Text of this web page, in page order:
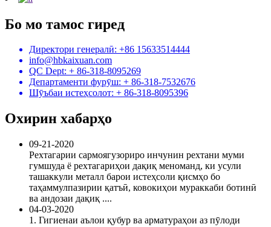
Бо мо тамос гиред
Директори генералӣ: +86 15633514444
info@hbkaixuan.com
QC Dept: + 86-318-8095269
Департаменти фурӯш: + 86-318-7532676
Шӯъбаи истеҳсолот: + 86-318-8095396
Охирин хабарҳо
09-21-2020
Рехтагарии сармоягузориро инчунин рехтани муми
гумшуда ё рехтагариҳои дақиқ меноманд, ки усули
ташаккули металл барои истеҳсоли қисмҳо бо
таҳаммулпазирии қатъӣ, ковокиҳои мураккаби ботинӣ
ва андозаи дақиқ ....
04-03-2020
1. Гигиенаи аълои қубур ва арматураҳои аз пӯлоди